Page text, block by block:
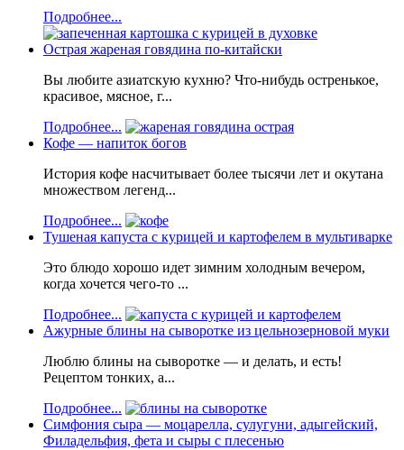
Подробнее...
Острая жареная говядина по-китайски
Вы любите азиатскую кухню? Что-нибудь остренькое,
красивое, мясное, г...
Подробнее...
Кофе — напиток богов
История кофе насчитывает более тысячи лет и окутана
множеством легенд...
Подробнее...
Тушеная капуста с курицей и картофелем в мультиварке
Это блюдо хорошо идет зимним холодным вечером,
когда хочется чего-то ...
Подробнее...
Ажурные блины на сыворотке из цельнозерновой муки
Люблю блины на сыворотке — и делать, и есть!
Рецептом тонких, а...
Подробнее...
Симфония сыра — моцарелла, сулугуни, адыгейский,
Филадельфия, фета и сыры с плесенью